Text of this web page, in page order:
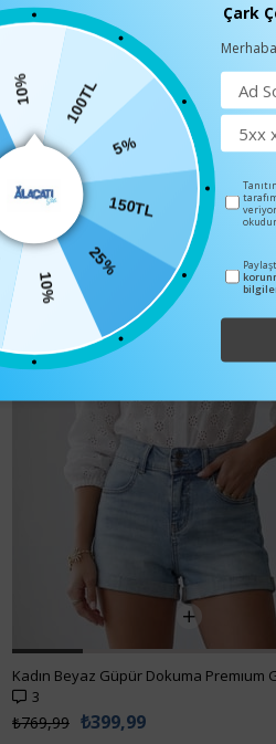
BENZER
3
₺399,99
₺769,99
10%
100TL
5%
150TL
25%
10%
Çark